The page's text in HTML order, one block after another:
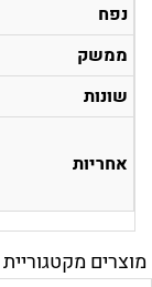
נפח
ממשק
שונות
אחריות
מוצרים מקטגוריית